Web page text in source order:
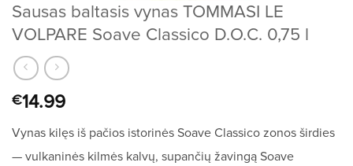
Sausas baltasis vynas TOMMASI LE
VOLPARE Soave Classico D.O.C. 0,75 l
€14.99
Vynas kilęs iš pačios istorinės Soave Classico zonos širdies
— vulkaninės kilmės kalvų, supančių žavingą Soave